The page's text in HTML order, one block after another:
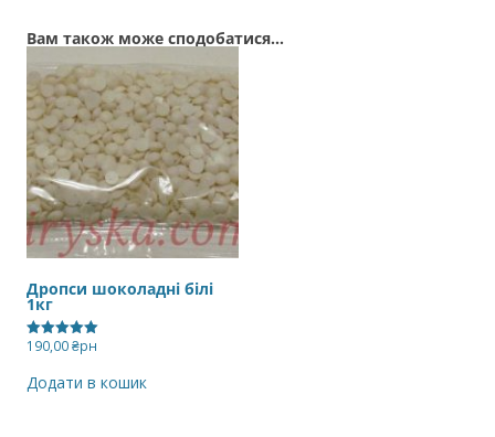
Вам також може сподобатися…
Дропси шоколадні білі
1кг
Оцінено в
190,00₴рн
Додати в кошик